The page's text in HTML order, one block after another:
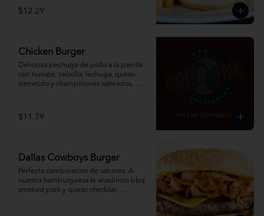
$12.29
Chicken Burger
Deliciosa pechuga de pollo a la parrilla
con tomate, cebolla, lechuga, queso
derretido y champiñones salteados,
$11.79
Dallas Cowboys Burger
Perfecta combinacion de sabores. A
nuestra hamburguesa le añadimos bbq
smoked pork y queso cheddar,